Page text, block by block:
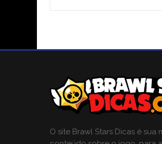
O site Brawl Stars Dicas é sua